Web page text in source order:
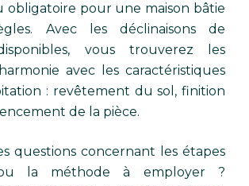
pour une maison bâtie
Avec les déclinaisons de
vous trouverez les
avec les caractéristiques
: revêtement du sol, finition
de la pièce.
questions concernant les étapes
la méthode à employer ?